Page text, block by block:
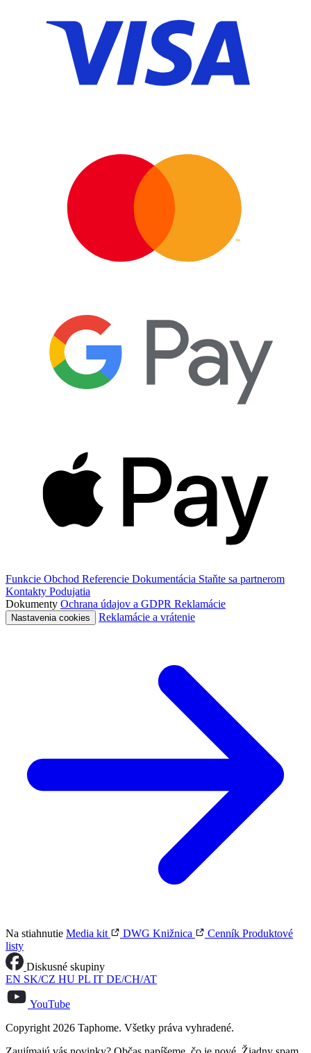
Funkcie Obchod Referencie Dokumentácia Staňte sa partnerom
Kontakty Podujatia
Dokumenty Ochrana údajov a GDPR Reklamácie
Nastavenia cookies Reklamácie a vrátenie
Na stiahnutie Media kit DWG Knižnica Cenník Produktové
listy
Diskusné skupiny
EN SK/CZ HU PL IT DE/CH/AT
YouTube
Copyright 2026 Taphome. Všetky práva vyhradené.